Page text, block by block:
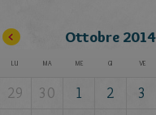
Ottobre 2014
LU MA ME GI VE
29 30 1 2 3